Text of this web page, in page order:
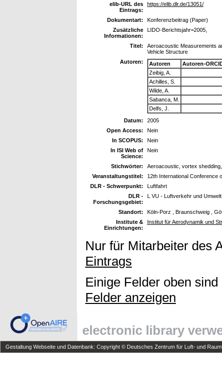
elib-URL des
Eintrags:
https://elib.dlr.de/13051/
Dokumentart:
Konferenzbeitrag (Paper)
Zusätzliche
Informationen:
LIDO-Berichtsjahr=2005,
Titel:
Aeroacoustic Measurements
Vehicle Structure
Autoren:
Autoren
Autoren-
Zeibig, A.
Achilles, S.
Wilde, A.
Sabanca, M.
Delfs, J.
Datum:
2005
Open Access:
Nein
In SCOPUS:
Nein
In ISI Web of
Science:
Nein
Stichwörter:
Aeroacoustic, vortex
Veranstaltungstitel:
12th International Conference
DLR - Schwerpunkt:
Luftfahrt
DLR -
Forschungsgebiet:
L VU - Luftverkehr und Umwelt
Standort:
Köln-Porz , Braunschweig ,
Institute &
Einrichtungen:
Institut für Aerodynamik und
Nur für Mitarbeiter des
Eintrags
Einige Felder oben
Felder anzeigen
electronic library
Gestaltung Webseite und Datenbank: Copyright © Deutsches Zentrum für Luft- und